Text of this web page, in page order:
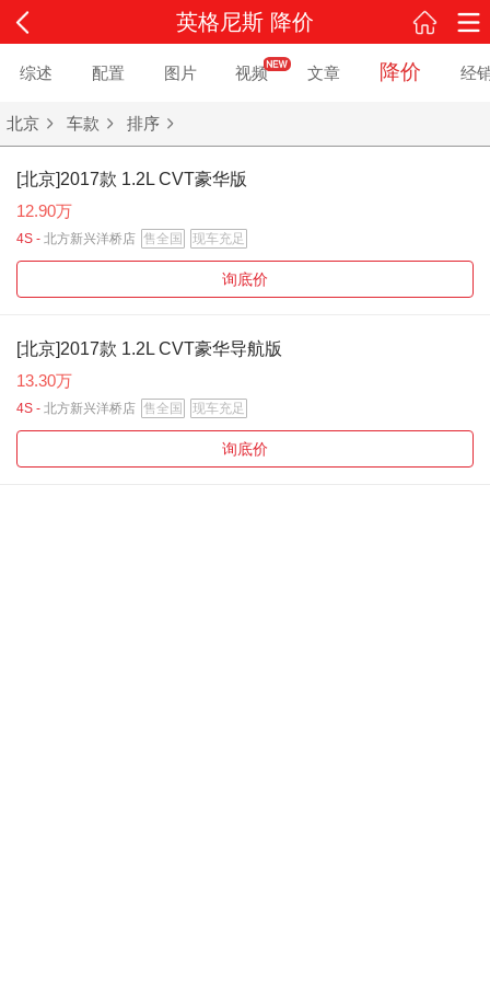
英格尼斯 降价
综述 配置 图片 视频 文章 降价 经
北京 车款 排序
[北京]2017款 1.2L CVT豪华版
12.90万
4S - 北方新兴洋桥店 售全国 现车充足
询底价
[北京]2017款 1.2L CVT豪华导航版
13.30万
4S - 北方新兴洋桥店 售全国 现车充足
询底价